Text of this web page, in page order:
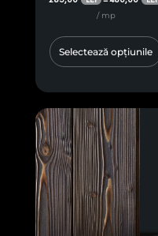
/ mp
Selectează opțiunile